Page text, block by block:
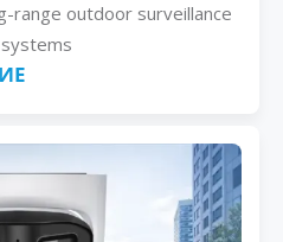
range outdoor surveillance